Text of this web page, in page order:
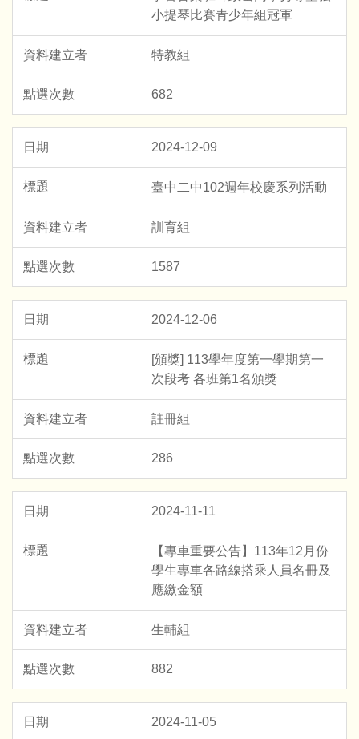
小提琴比賽青少年組冠軍
特教組
682
2024-12-09
臺中二中102週年校慶系列活動
訓育組
1587
2024-12-06
[頒獎] 113學年度第一學期第一
次段考 各班第1名頒獎
註冊組
286
2024-11-11
【專車重要公告】113年12月份
學生專車各路線搭乘人員名冊及
應繳金額
生輔組
882
2024-11-05